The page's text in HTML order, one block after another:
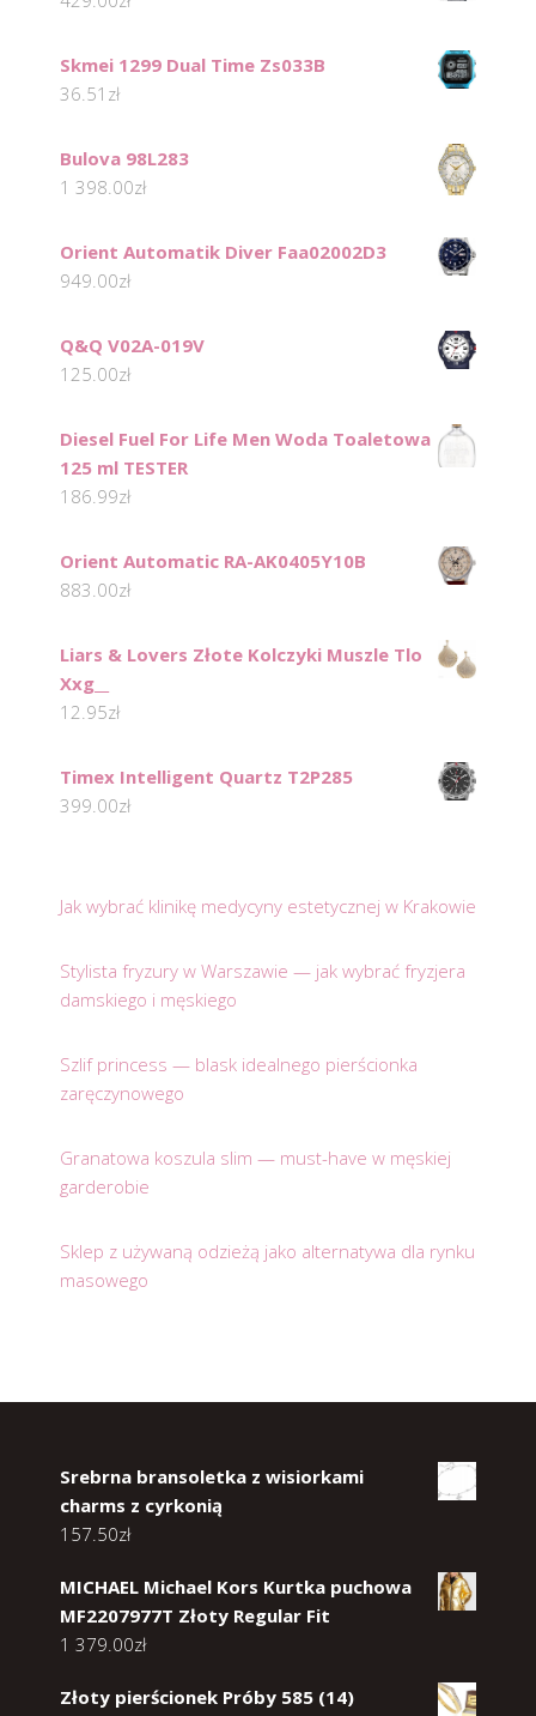
Skmei 1299 Dual Time Zs033B
36.51 zł
Bulova 98L283
1 398.00zł
Orient Automatik Diver Faa02002D3
949.00zł
Q&Q V02A-019V
125.00zł
Diesel Fuel For Life Men Woda Toaletowa
125 ml TESTER
186.99zł
Orient Automatic RA-AK0405Y10B
883.00zł
Liars & Lovers Złote Kolczyki Muszle Tlo
Xxg__
12.95zł
Timex Intelligent Quartz T2P285
399.00zł
Jak wybrać klinikę medycyny estetycznej w Krakowie
Stylista fryzury w Warszawie — jak wybrać fryzjera
damskiego i męskiego
Szlif princess — blask idealnego pierścionka
zaręczynowego
Granatowa koszula slim — must-have w męskiej
garderobie
Sklep z używaną odzieżą jako alternatywa dla rynku
masowego
Srebrna bransoletka z wisiorkami
charms z cyrkonią
157.50zł
MICHAEL Michael Kors Kurtka puchowa
MF2207977T Złoty Regular Fit
1 379.00zł
Złoty pierścionek Próby 585 (14)